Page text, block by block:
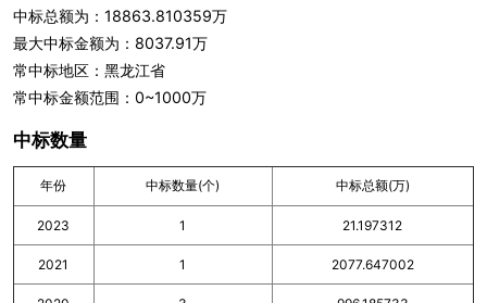
中标总额为：18863.810359万
最大中标金额为：8037.91万
常中标地区：黑龙江省
常中标金额范围：0~1000万
中标数量
年份 中标数量(个) 中标总额(万)
2023 1 21.197312
2021 1 2077.647002